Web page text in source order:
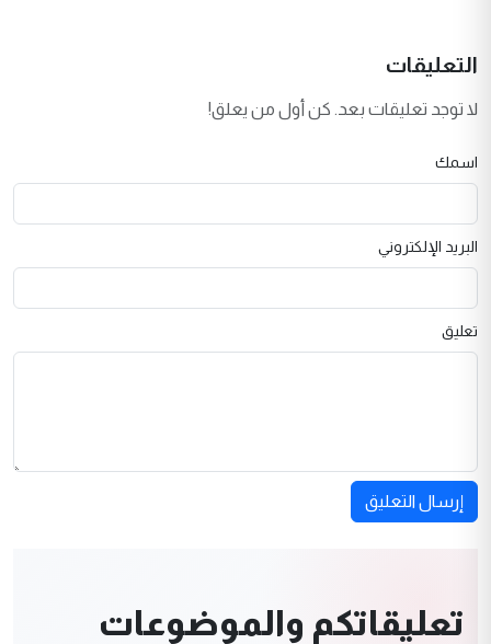
التعليقات
لا توجد تعليقات بعد. كن أول من يعلق!
اسمك
البريد الإلكتروني
تعليق
إرسال التعليق
تعليقاتكم والموضوعات